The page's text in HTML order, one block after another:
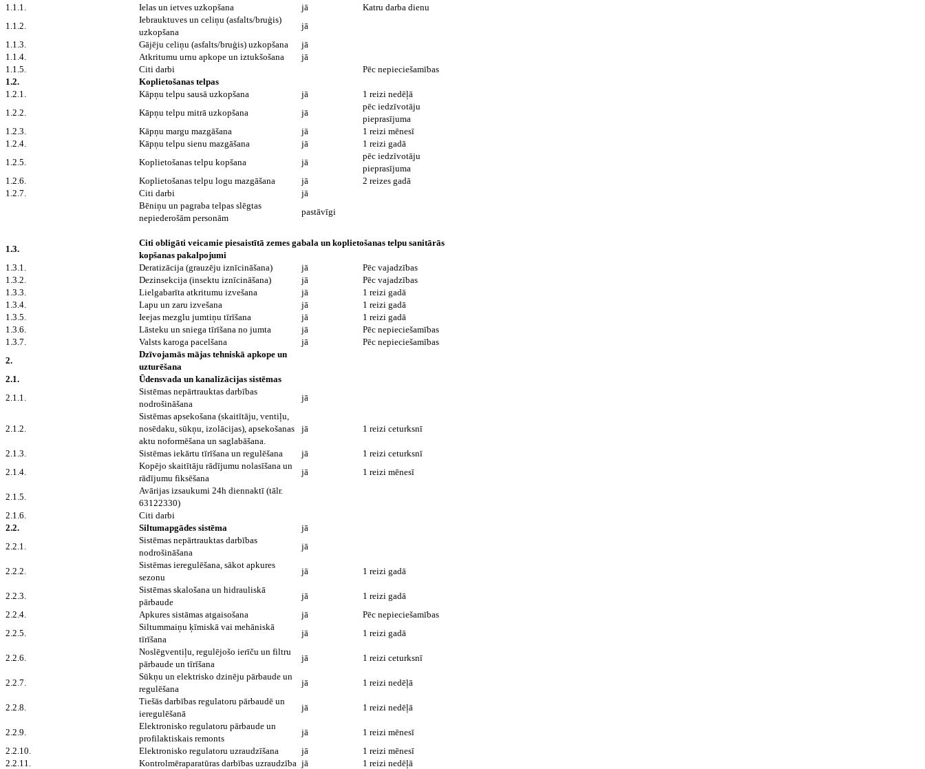
1.1.1. Ielas un ietves uzkopšana jā
Katru darba dienu
1.1.2.
Iebrauktuves un celiņu (asfalts/bruģis)
uzkopšana
jā
1.1.3.
Gājēju celiņu (asfalts/bruģis) uzkopšana
jā
1.1.4.
Atkritumu urnu apkope un iztukšošana
jā
1.1.5.
Citi darbi
Pēc nepieciešamības
1.2.
Koplietošanas telpas
1.2.1.
Kāpņu telpu sausā uzkopšana jā
1 reizi nedēļā
1.2.2.
Kāpņu telpu mitrā uzkopšana jā
pēc iedzīvotāju
pieprasījuma
1.2.3.
Kāpņu margu mazgāšana jā
1 reizi mēnesī
1.2.4.
Kāpņu telpu sienu mazgāšana jā
1 reizi gadā
1.2.5.
Koplietošanas telpu kopšana jā
pēc iedzīvotāju
pieprasījuma
1.2.6.
Koplietošanas telpu logu mazgāšana jā
2 reizes gadā
1.2.7.
Citi darbi
jā
Bēniņu un pagraba telpas slēgtas
nepiederošām personām
pastāvīgi
1.3.
Citi obligāti veicamie piesaistītā zemes gabala un koplietošanas telpu sanitārās
kopšanas pakalpojumi
1.3.1.
Deratizācija (grauzēju iznīcināšana) jā
Pēc vajadzības
1.3.2.
Dezinsekcija (insektu iznīcināšana) jā
Pēc vajadzības
1.3.3.
Lielgabarīta atkritumu izvešana jā
1 reizi gadā
1.3.4.
Lapu un zaru izvešana jā
1 reizi gadā
1.3.5.
Ieejas mezglu jumtiņu tīrīšana jā
1 reizi gadā
1.3.6.
Lāsteku un sniega tīrīšana no jumta jā
Pēc nepieciešamības
1.3.7.
Valsts karoga pacelšana jā
Pēc nepieciešamības
2.
Dzīvojamās mājas tehniskā apkope un
uzturēšana
2.1.
Ūdensvada un kanalizācijas sistēmas
2.1.1.
Sistēmas nepārtrauktas darbības
nodrošināšana
jā
2.1.2.
Sistēmas apsekošana (skaitītāju, ventiļu,
nosēdaku, sūkņu, izolācijas), apsekošanas
aktu noformēšana un saglabāšana.
jā 1 reizi ceturksnī
2.1.3. Sistēmas iekārtu tīrīšana un regulēšana jā
1 reizi ceturksnī
2.1.4.
Kopējo skaitītāju rādījumu nolasīšana un
rādījumu fiksēšana
jā 1 reizi mēnesī
2.1.5.
Avārijas izsaukumi 24h diennaktī (tālr.
63122330)
2.1.6.
Citi darbi
2.2.
Siltumapgādes sistēma
jā
2.2.1.
Sistēmas nepārtrauktas darbības
nodrošināšana
jā
2.2.2.
Sistēmas ieregulēšana, sākot apkures
sezonu
jā 1 reizi gadā
2.2.3.
Sistēmas skalošana un hidrauliskā
pārbaude
jā
1 reizi gadā
2.2.4.
Apkures sistāmas atgaisošana jā
Pēc nepieciešamības
2.2.5.
Siltummaiņu ķīmiskā vai mehāniskā
tīrīšana
jā 1 reizi gadā
2.2.6.
Noslēgventiļu, regulējošo ierīču un filtru
pārbaude un tīrīšana
jā 1 reizi ceturksnī
2.2.7.
Sūkņu un elektrisko dzinēju pārbaude un
regulēšana
jā 1 reizi nedēļā
2.2.8.
Tiešās darbības regulatoru pārbaudē un
ieregulēšanā
jā 1 reizi nedēļā
2.2.9.
Elektronisko regulatoru pārbaude un
profilaktiskais remonts
jā
1 reizi mēnesī
2.2.10.
Elektronisko regulatoru uzraudzīšana jā
1 reizi mēnesī
2.2.11.
Kontrolmēraparatūras darbības uzraudzība jā
1 reizi nedēļā